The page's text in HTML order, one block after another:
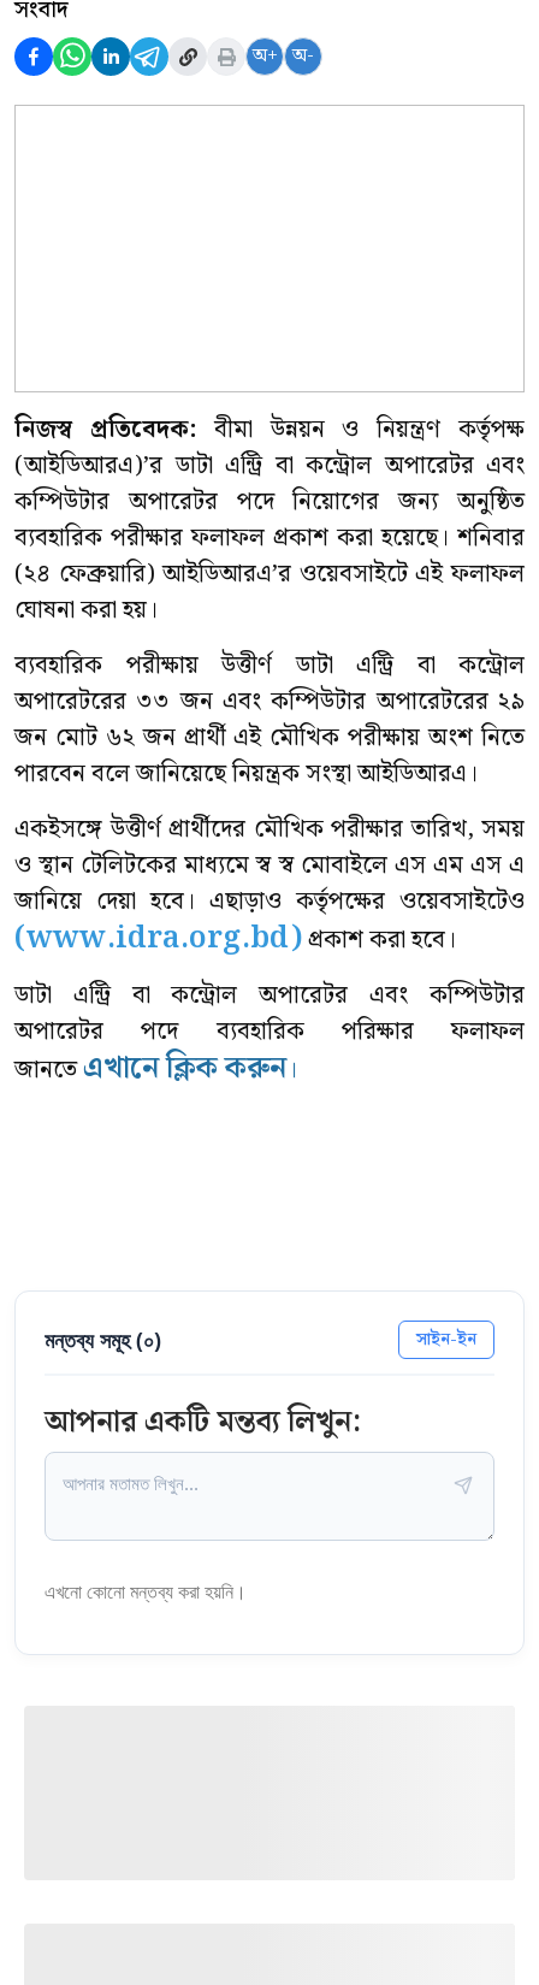
সংবাদ
অ+ অ-
নিজস্ব প্রতিবেদক: বীমা উন্নয়ন ও নিয়ন্ত্রণ কর্তৃপক্ষ
(আইডিআরএ)’র ডাটা এন্ট্রি বা কন্ট্রোল অপারেটর এবং
কম্পিউটার অপারেটর পদে নিয়োগের জন্য অনুষ্ঠিত
ব্যবহারিক পরীক্ষার ফলাফল প্রকাশ করা হয়েছে। শনিবার
(২৪ ফেব্রুয়ারি) আইডিআরএ’র ওয়েবসাইটে এই ফলাফল
ঘোষনা করা হয়।
ব্যবহারিক পরীক্ষায় উত্তীর্ণ ডাটা এন্ট্রি বা কন্ট্রোল
অপারেটরের ৩৩ জন এবং কম্পিউটার অপারেটরের ২৯
জন মোট ৬২ জন প্রার্থী এই মৌখিক পরীক্ষায় অংশ নিতে
পারবেন বলে জানিয়েছে নিয়ন্ত্রক সংস্থা আইডিআরএ।
একইসঙ্গে উত্তীর্ণ প্রার্থীদের মৌখিক পরীক্ষার তারিখ, সময়
ও স্থান টেলিটকের মাধ্যমে স্ব স্ব মোবাইলে এস এম এস এ
জানিয়ে দেয়া হবে। এছাড়াও কর্তৃপক্ষের ওয়েবসাইটেও
(www.idra.org.bd)প্রকাশ করা হবে।
ডাটা এন্ট্রি বা কন্ট্রোল অপারেটর এবং কম্পিউটার
অপারেটর পদে ব্যবহারিক পরিক্ষার ফলাফল
জানতেএখানে ক্লিক করুন।
মন্তব্য সমূহ (০) সাইন-ইন
আপনার একটি মন্তব্য লিখুন:
এখনো কোনো মন্তব্য করা হয়নি।